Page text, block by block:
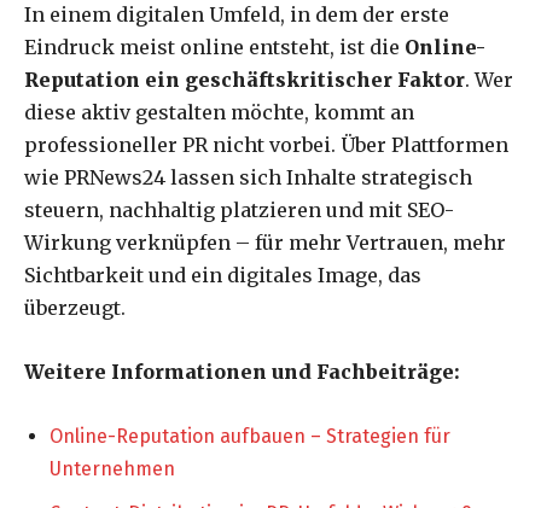
In einem digitalen Umfeld, in dem der erste
Eindruck meist online entsteht, ist die Online-
Reputation ein geschäftskritischer Faktor. Wer
diese aktiv gestalten möchte, kommt an
professioneller PR nicht vorbei. Über Plattformen
wie PRNews24 lassen sich Inhalte strategisch
steuern, nachhaltig platzieren und mit SEO-
Wirkung verknüpfen – für mehr Vertrauen, mehr
Sichtbarkeit und ein digitales Image, das
überzeugt.
Weitere Informationen und Fachbeiträge:
Online-Reputation aufbauen – Strategien für
Unternehmen